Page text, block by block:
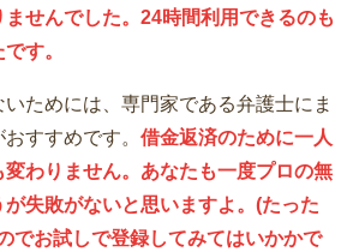
せんでした。24時間利用できるのも
す。
ためには、専門家である弁護士にま
すすめです。 借金返済のために一人
わりません。あなたも一度プロの無
失敗がないと思いますよ。(たった
でお試しで登録してみてはいかかで